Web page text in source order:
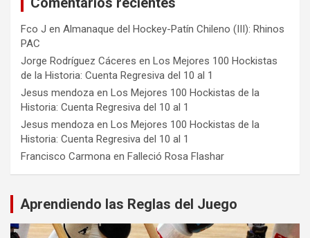
Fco J en Almanaque del Hockey-Patín Chileno (III): Rhinos
PAC
Jorge Rodríguez Cáceres en Los Mejores 100 Hockistas
de la Historia: Cuenta Regresiva del 10 al 1
Jesus mendoza en Los Mejores 100 Hockistas de la
Historia: Cuenta Regresiva del 10 al 1
Jesus mendoza en Los Mejores 100 Hockistas de la
Historia: Cuenta Regresiva del 10 al 1
Francisco Carmona en Falleció Rosa Flashar
Aprendiendo las Reglas del Juego